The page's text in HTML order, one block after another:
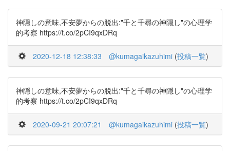
神隠しの意味,不安夢からの脱出:"千と千尋の神隠し"の心理学
的考察 https://t.co/2pCI9qxDRq
2020-12-18 12:38:33 @kumagaikazuhimi (投稿一覧)
神隠しの意味,不安夢からの脱出:"千と千尋の神隠し"の心理学
的考察 https://t.co/2pCI9qxDRq
2020-09-21 20:07:21 @kumagaikazuhimi (投稿一覧)